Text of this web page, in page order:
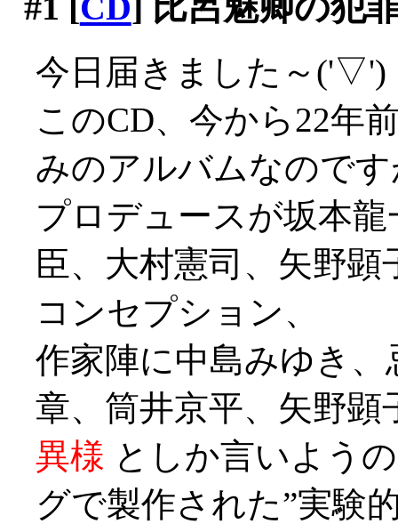
今日届きました～('▽')
このCD、今から22年
みのアルバムなので
プロデュースが坂本
臣、大村憲司、矢野
コンセプション、
作家陣に中島みゆき
章、筒井京平、矢野顕
異様 としか言いよう
グで製作された”実験